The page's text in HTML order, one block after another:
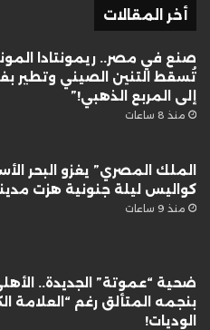
أخر المقالات
صنع في مصر.. ريمونتادا
تُسقط التنين الصيني وتطير
إلى المربع الذهبي!”
منذ 8 ساعات
الملك المصري” يغزو البحر
كواليس ليلة جنونية هزت
منذ 9 ساعات
ضحية “عموتة” الجديدة..
بنجمه المتألق رغم “العلامة
الوديات!